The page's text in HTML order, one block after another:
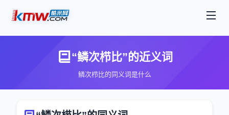
“鳞次栉比”的近义词
鳞次栉比的同义词是什么